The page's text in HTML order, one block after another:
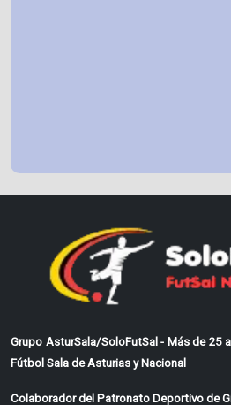
Grupo AsturSala/SoloFutSal - Más de 25
Fútbol Sala de Asturias y Nacional
Colaborador del Patronato Deportivo de